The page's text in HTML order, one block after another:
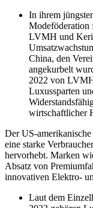
In ihrem
Modeföderation
LVMH und
China, den
angekurbelt
2022 von
Luxussparten
wirtschaftlicher
Der US-
eine starke
hervorhebt. Marken
Absatz von
innovativen Elektro-
Laut dem